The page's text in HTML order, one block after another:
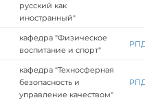
русский как
иностранный"
кафедра "Физическое
воспитание и спорт"
кафедра "Техносферная
безопасность и
управление качеством"